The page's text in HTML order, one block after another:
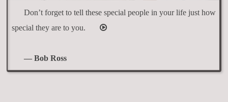
Don’t forget to tell these special people in your life just how
special they are to you.
— Bob Ross